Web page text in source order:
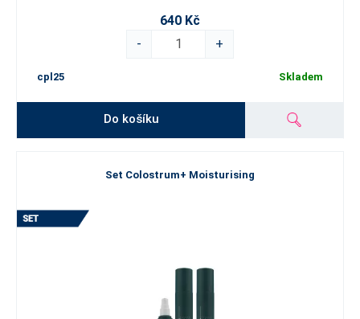
640 Kč
-
+
cpl25 Skladem
Do košíku
Set Colostrum+ Moisturising